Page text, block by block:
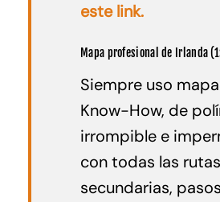
este link.
Mapa profesional de Irlanda
Siempre uso
Know-How, de
irrompible e
con todas las rutas
secundarias,